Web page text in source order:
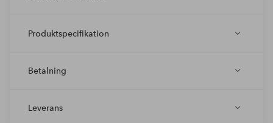
Produktspecifikation
Betalning
Leverans